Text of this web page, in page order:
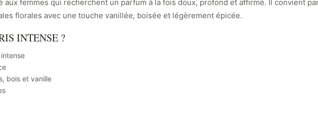
aux femmes qui recherchent un parfum à la fois doux, profond et affirmé. Il convient
florales avec une touche vanillée, boisée et légèrement épicée.
INTENSE ?
bois et vanille